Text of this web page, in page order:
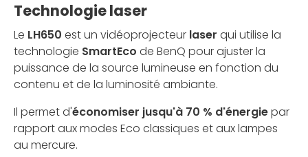
Technologie laser
Le LH650 est un vidéoprojecteur laser qui utilise la
technologie SmartEco de BenQ pour ajuster la
puissance de la source lumineuse en fonction du
contenu et de la luminosité ambiante.
Il permet d'économiser jusqu'à 70 % d'énergiepar
rapport aux modes Eco classiques et aux lampes
au mercure.